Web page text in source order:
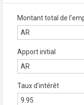
Montant total de
Apport initial
Taux d'intérêt